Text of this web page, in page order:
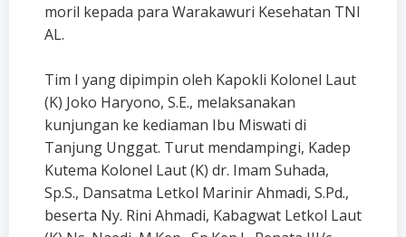
moril kepada para Warakawuri Kesehatan TNI
AL.
Tim I yang dipimpin oleh Kapokli Kolonel Laut
(K) Joko Haryono, S.E., melaksanakan
kunjungan ke kediaman Ibu Miswati di
Tanjung Unggat. Turut mendampingi, Kadep
Kutema Kolonel Laut (K) dr. Imam Suhada,
Sp.S., Dansatma Letkol Marinir Ahmadi, S.Pd.,
beserta Ny. Rini Ahmadi, Kabagwat Letkol Laut